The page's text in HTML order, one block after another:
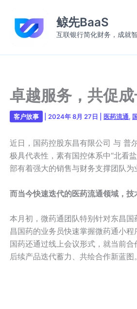
鲸先BaaS
互联银行简化财务，成就
卓越服务，共促
客户故事 2024年 8月 27日 医药流通,
近日，国药控股东昌有限公司 与 普
极具代表性，素有国控体系中“北看
部有着强大的销售与财务支撑团队为
而当今快速迭代的医药流通领域，技
本月初，微药通团队特别针对东昌
昌国药的业务员快速掌握微药通小
国药还通过线上会议形式，就当前
后续产品迭代蓄力、共绘合作新蓝图。